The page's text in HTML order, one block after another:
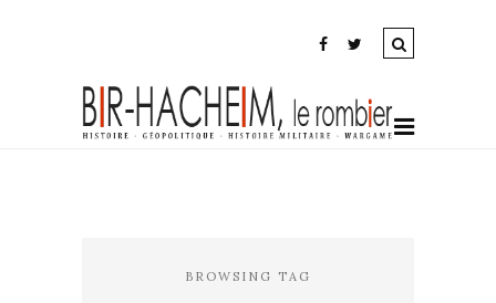
BROWSING TAG